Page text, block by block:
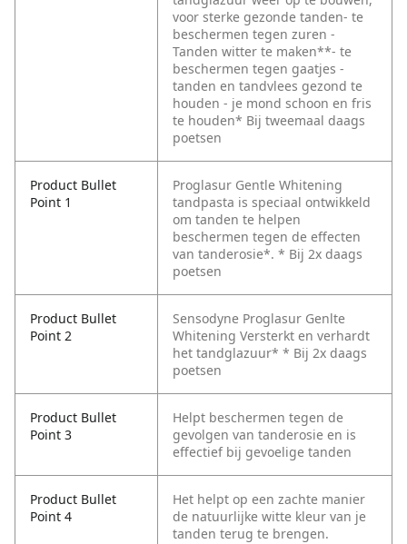
voor sterke gezonde tanden- te
beschermen tegen zuren -
Tanden witter te maken**- te
beschermen tegen gaatjes -
tanden en tandvlees gezond te
houden - je mond schoon en fris
te houden* Bij tweemaal daags
poetsen
Product Bullet
Point 1
Proglasur Gentle Whitening
tandpasta is speciaal ontwikkeld
om tanden te helpen
beschermen tegen de effecten
van tanderosie*. * Bij 2x daags
poetsen
Product Bullet
Point 2
Sensodyne Proglasur Genlte
Whitening Versterkt en verhardt
het tandglazuur* * Bij 2x daags
poetsen
Product Bullet
Point 3
Helpt beschermen tegen de
gevolgen van tanderosie en is
effectief bij gevoelige tanden
Product Bullet
Point 4
Het helpt op een zachte manier
de natuurlijke witte kleur van je
tanden terug te brengen.